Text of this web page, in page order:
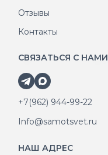
Отзывы
Контакты
СВЯЗАТЬСЯ С НАМИ
+7(962) 944-99-22
Info@samotsvet.ru
НАШ АДРЕС